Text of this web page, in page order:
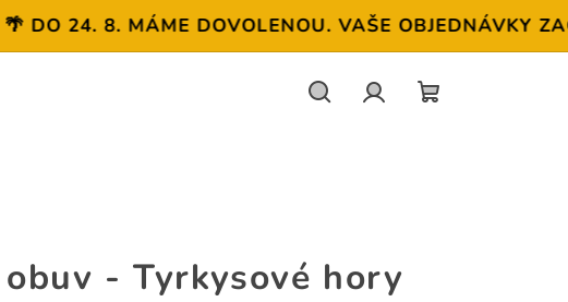
DO 24. 8. MÁME DOVOLENOU. VAŠE OBJEDNÁVKY
- Tyrkysové hory